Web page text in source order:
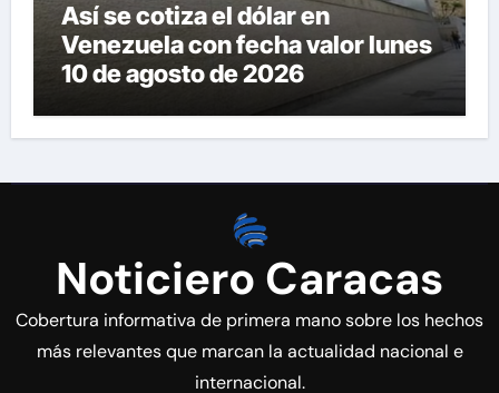
Así se cotiza el dólar en
Venezuela con fecha valor lunes
10 de agosto de 2026
Noticiero Caracas
Cobertura informativa de primera mano sobre los hechos
más relevantes que marcan la actualidad nacional e
internacional.